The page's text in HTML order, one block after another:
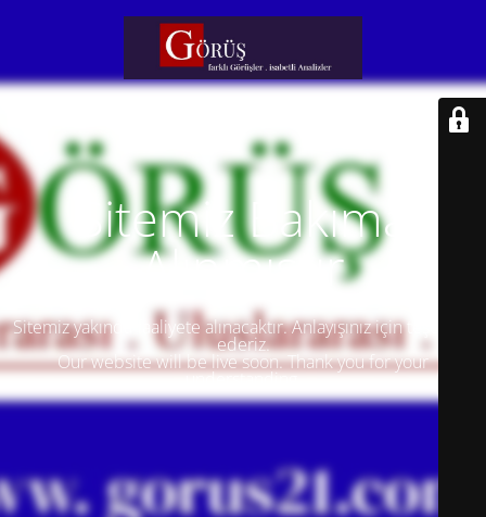
Sitemiz Bakıma
Alınmıştır
Sitemiz yakında faaliyete alınacaktır. Anlayışınız için teşekkür
ederiz.
Our website will be live soon. Thank you for your
understanding.